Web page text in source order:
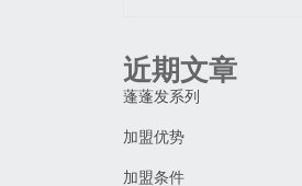
近期文章
蓬蓬发系列
加盟优势
加盟条件